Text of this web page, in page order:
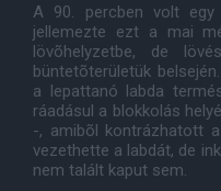
A 90. percben volt egy
jellemezte ezt a mai
lövõhelyzetbe, de
büntetõterületük
a lepattanó labda
ráadásul a blokkolás
-, amibõl kontrázhatott
vezethette a labdát, de
nem talált kaput sem.